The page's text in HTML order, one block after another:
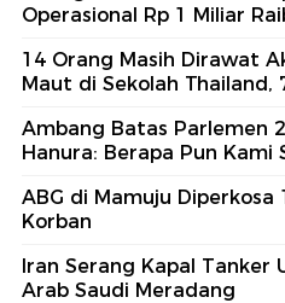
Operasional Rp 1 Miliar
14 Orang Masih Dirawat
Maut di Sekolah Thailand,
Ambang Batas Parlemen
Hanura: Berapa Pun Kami
ABG di Mamuju Diperkosa
Korban
Iran Serang Kapal Tanker
Arab Saudi Meradang